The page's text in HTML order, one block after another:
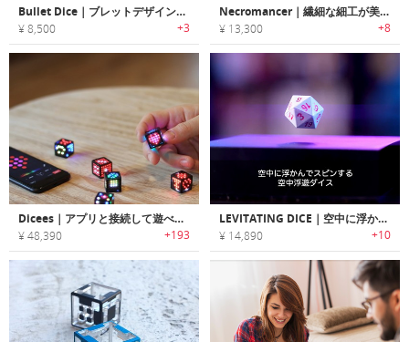
Bullet Dice｜ブレットデザインのメタル製ゲームダイス「ブレットダイス」
¥ 8,500 +3
Necromancer｜繊細な細工が美しいナイフ型ケースに入ったダイスセット「ネクロマンサー」
¥ 13,300 +8
Dicees｜アプリと接続して遊べるスマートデジタルダイス「ダイシーズ」
¥ 48,390 +193
LEVITATING DICE｜空中に浮かんでスピンする空中浮遊ダイス
¥ 14,890 +10